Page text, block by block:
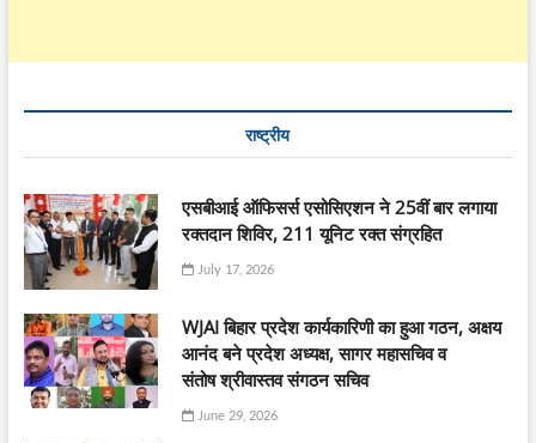
राष्ट्रीय
एसबीआई ऑफिसर्स एसोसिएशन ने 25वीं बार लगाया
रक्तदान शिविर, 211 यूनिट रक्त संग्रहित
July 17, 2026
WJAI बिहार प्रदेश कार्यकारिणी का हुआ गठन, अक्षय
आनंद बने प्रदेश अध्यक्ष, सागर महासचिव व
संतोष श्रीवास्तव संगठन सचिव
June 29, 2026